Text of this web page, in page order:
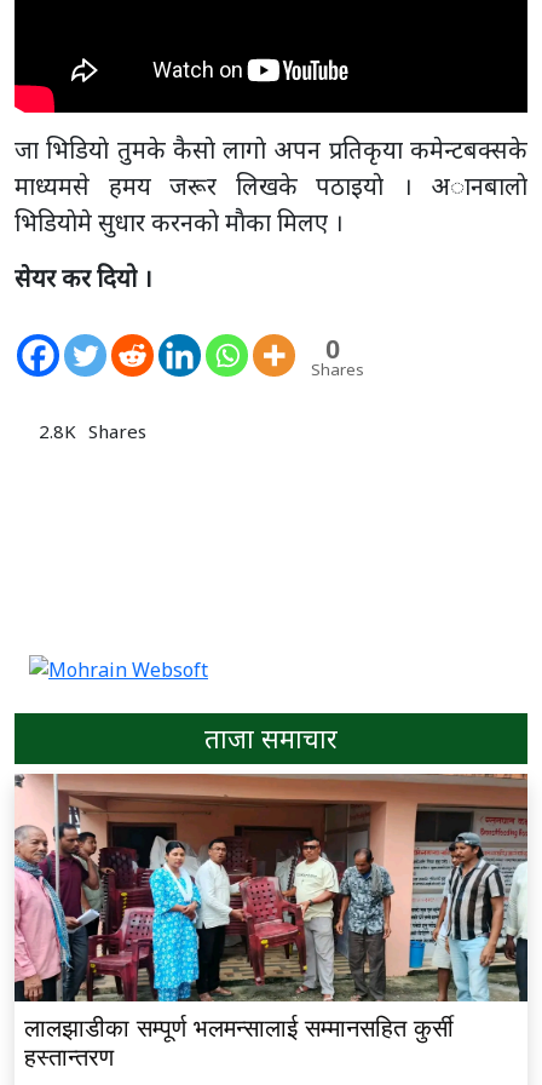
जा भिडियाे तुमके कैसाे लागाे अपन प्रतिकृया कमेन्टबक्सके
माध्यमसे हमय जरूर लिखके पठाइयाे । अानबालाे
भिडियाेमे सुधार करनकाे माैका मिलए ।
सेयर कर दियो ।
0
Shares
2.8K Shares
ताजा समाचार
लालझाडीका सम्पूर्ण भलमन्सालाई सम्मानसहित कुर्सी
हस्तान्तरण